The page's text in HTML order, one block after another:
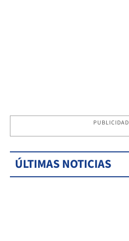
PUBLICIDAD
ÚLTIMAS NOTICIAS